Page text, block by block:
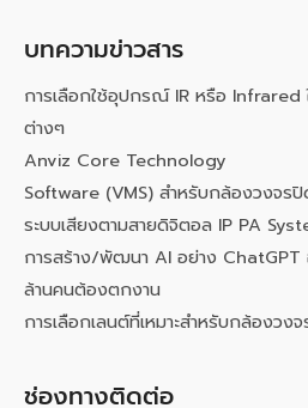
บทความข่าวสาร
การเลือกใช้อุปกรณ์ IR หรือ Infrared
ต่างๆ
Anviz Core Technology
Software (VMS) สำหรับกล้องวงจร
ระบบเสียงตามสายดิจิตอล IP PA
การสร้าง/พัฒนา AI อย่าง ChatGPT
ล้านคนต้องตกงาน
การเลือกเลนต์ที่เหมาะสำหรับกล้องวง
ช่องทางติดต่อ